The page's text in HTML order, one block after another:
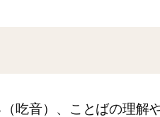
吃音）、ことばの理解